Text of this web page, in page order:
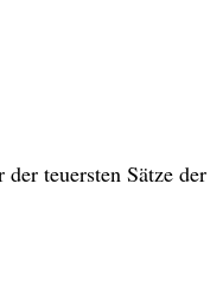
teuersten Sätze